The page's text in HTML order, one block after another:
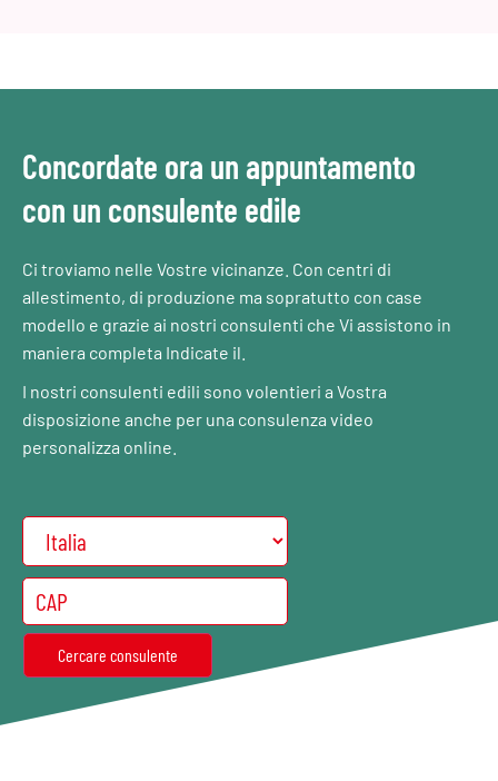
Concordate ora un appuntamento
con un consulente edile
Ci troviamo nelle Vostre vicinanze. Con centri di
allestimento, di produzione ma sopratutto con case
modello e grazie ai nostri consulenti che Vi assistono in
maniera completa Indicate il.
I nostri consulenti edili sono volentieri a Vostra
disposizione anche per una consulenza video
personalizza online.